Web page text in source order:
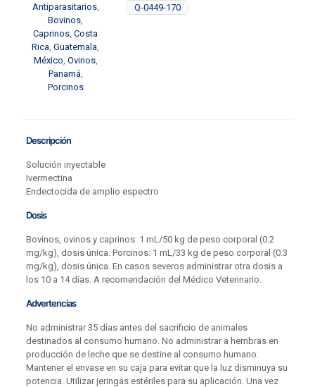
Antiparasitarios,
Bovinos
Caprinos ,Costa
Rica ,Guatemala
México Ovinos,
Panamá
Porcinos
Q-0449-170
Descripción
Solución inyectable
Ivermectina
Endectocida de amplio espectro
Dosis
Bovinos, ovinos y caprinos: 1 mL/50 kg de peso corporal (0.2
mg/kg), dosis única. Porcinos: 1 mL/33 kg de peso corporal (0.3
mg/kg), dosis única. En casos severos administrar otra dosis a
los 10 a 14 días. A recomendación del Médico Veterinario.
Advertencias
No administrar 35 días antes del sacrificio de animales
destinados al consumo humano. No administrar a hembras en
producción de leche que se destine al consumo humano.
Mantener el envase en su caja para evitar que la luz disminuya su
potencia. Utilizar jeringas estériles para su aplicación. Una vez